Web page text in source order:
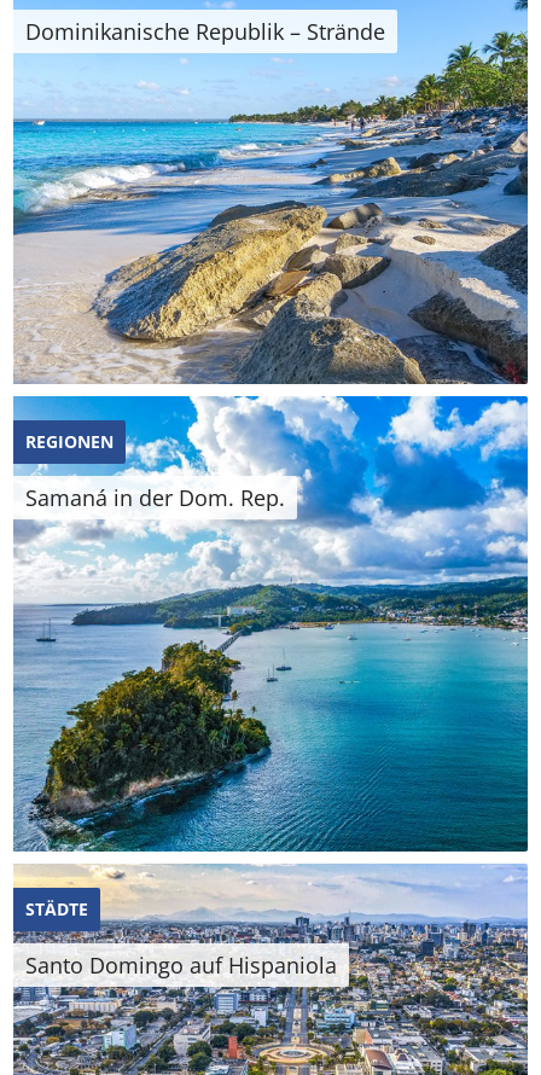
Dominikanische Republik – Strände
REGIONEN
Samaná in der Dom. Rep.
STÄDTE
Santo Domingo auf Hispaniola